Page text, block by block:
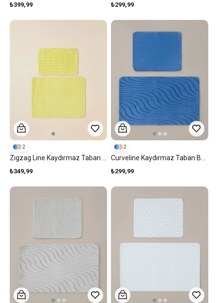
₺399,99 ₺299,99
₺349,99
2
₺299,99
2